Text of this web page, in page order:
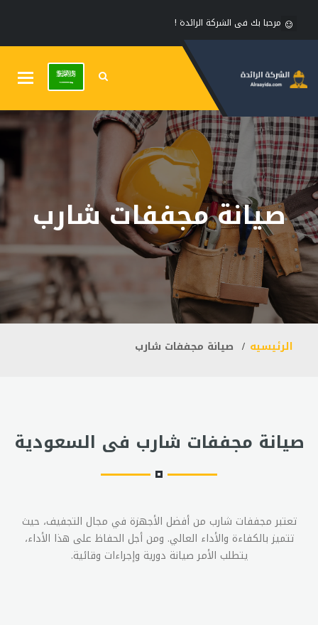
مرحبا بك فى الشركة الرائدة !
صيانة مجففات شارب
الرئيسيه صيانة مجففات شارب
صيانة مجففات شارب فى السعودية
تعتبر مجففات شارب من أفضل الأجهزة في مجال التجفيف، حيث
تتميز بالكفاءة والأداء العالي. ومن أجل الحفاظ على هذا الأداء،
يتطلب الأمر صيانة دورية وإجراءات وقائية.